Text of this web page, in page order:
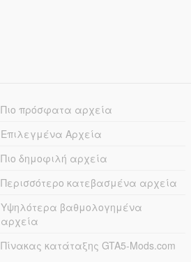
Πιο πρόσφατα αρχεία
Επιλεγμένα Αρχεία
Πιο δημοφιλή αρχεία
Περισσότερο κατεβασμένα αρχεία
Υψηλότερα βαθμολογημένα
αρχεία
Πίνακας κατάταξης GTA5-Mods.com